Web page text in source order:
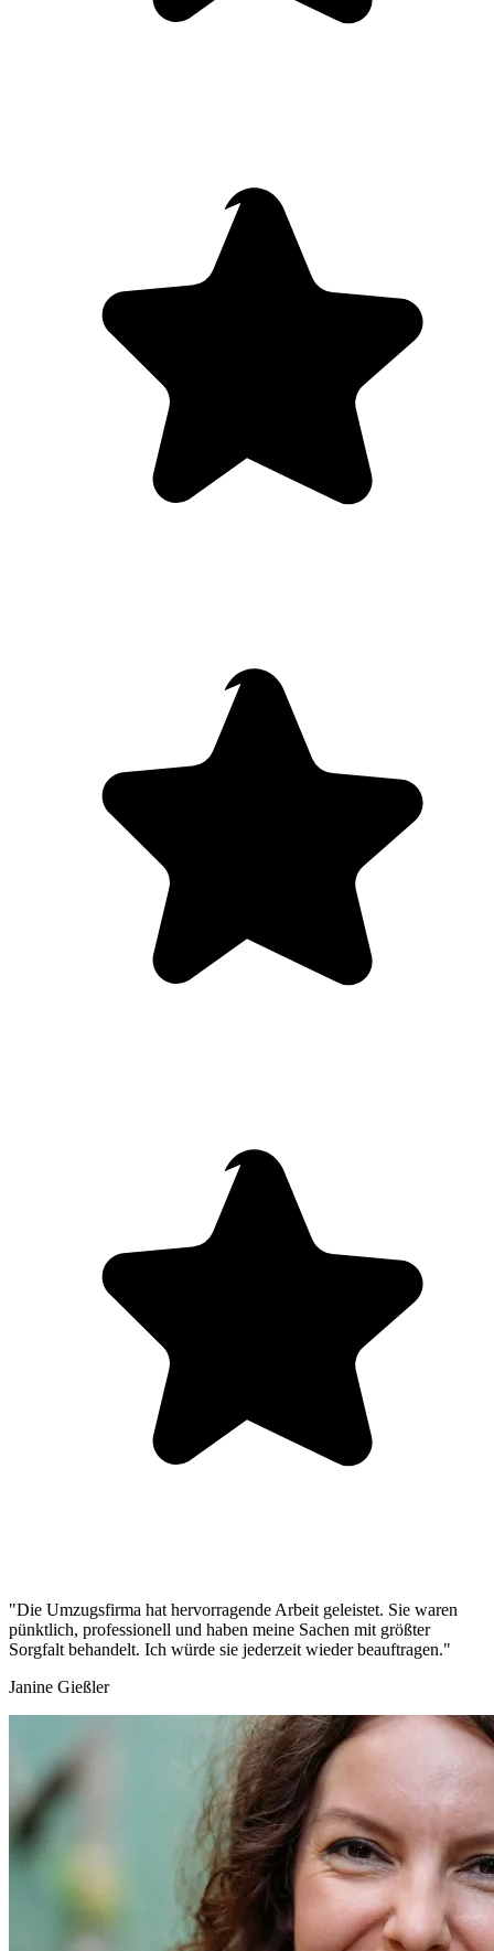
"Die Umzugsfirma hat hervorragende Arbeit geleistet. Sie waren
pünktlich, professionell und haben meine Sachen mit größter
Sorgfalt behandelt. Ich würde sie jederzeit wieder beauftragen."
Janine Gießler